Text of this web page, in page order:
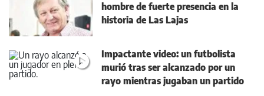
hombre de fuerte presencia en la
historia de Las Lajas
Impactante video: un futbolista
murió tras ser alcanzado por un
rayo mientras jugaban un partido